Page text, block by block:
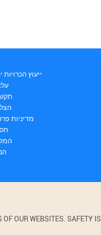
ייעוץ הכרויות
מדיניות
OUR WEBSITES.